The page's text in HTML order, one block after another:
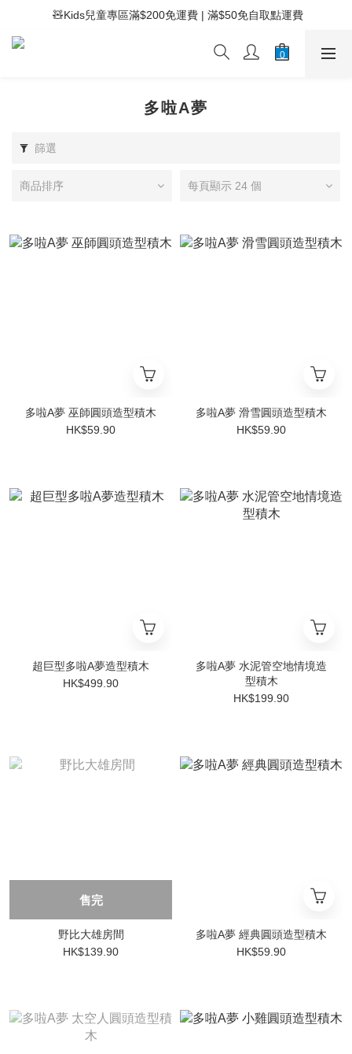
⚡滿$400免運費 | 滿$200免Easy Trade自取點運費
🧸Kids兒童專區滿$200免運費 | 滿$50免自取點運費
⚡滿$400免運費 | 滿$200免Easy Trade自取點運費
多啦A夢
篩選
商品排序 每頁顯示 24 個
多啦A夢 巫師圓頭造型積木
HK$59.90
多啦A夢 滑雪圓頭造型積木
HK$59.90
超巨型多啦A夢造型積木
HK$499.90
多啦A夢 水泥管空地情境造
型積木
HK$199.90
售完
野比大雄房間
HK$139.90
多啦A夢 經典圓頭造型積木
HK$59.90